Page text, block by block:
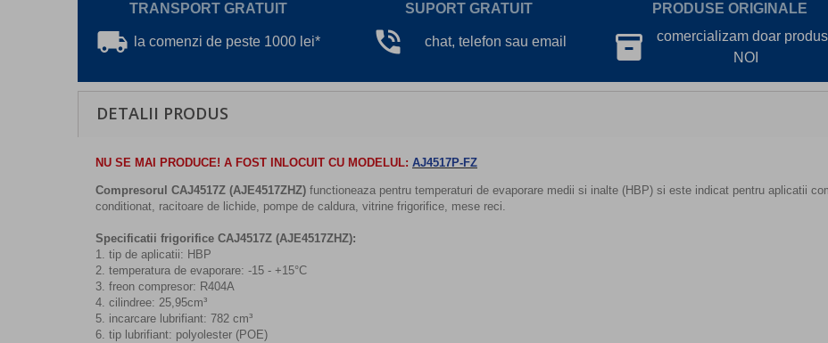
TRANSPORT GRATUIT
local_shipping la comenzi de peste 1000 lei*
SUPORT GRATUIT
phone_in_talk chat, telefon sau email
PRODUSE ORIGINALE
inventory_2
comercializam doar
NOI
DETALII PRODUS
NU SE MAI PRODUCE! A FOST INLOCUIT CU MODELUL: AJ4517P-FZ
Compresorul CAJ4517Z (AJE4517ZHZ) functioneaza pentru temperaturi de evaporare medii si inalte (HBP) si este indicat pentru aplicatii
conditionat, racitoare de lichide, pompe de caldura, vitrine frigorifice, mese reci.
Specificatii frigorifice CAJ4517Z (AJE4517ZHZ):
1. tip de aplicatii: HBP
2. temperatura de evaporare: -15 - +15°C
3. freon compresor: R404A
4. cilindree: 25,95cm³
5. incarcare lubrifiant: 782 cm³
6. tip lubrifiant: polyolester (POE)